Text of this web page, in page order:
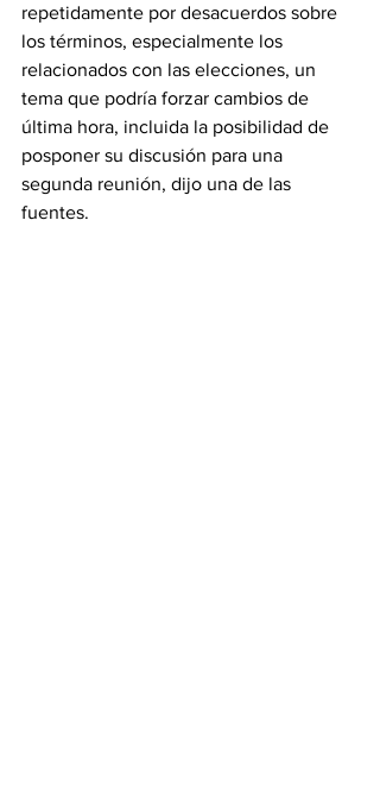
repetidamente por desacuerdos sobre
los términos, especialmente los
relacionados con las elecciones, un
tema que podría forzar cambios de
última hora, incluida la posibilidad de
posponer su discusión para una
segunda reunión, dijo una de las
fuentes.